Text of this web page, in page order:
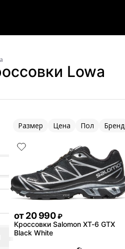
Lowa
Размер Цена Пол Бренд
от20 990 ₽
Кроссовки Salomon XT-6 GTX
Black White